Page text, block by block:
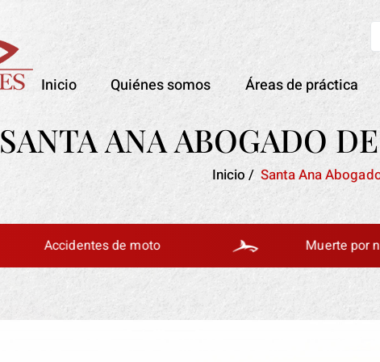
Inicio Quiénes somos Áreas de práctica
SANTA ANA ABOGADO
Inicio /Santa Ana
Accidentes de moto Muerte por